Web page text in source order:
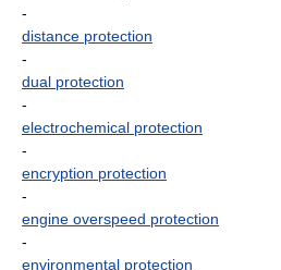
-
distance protection
-
dual protection
-
electrochemical protection
-
encryption protection
-
engine overspeed protection
-
environmental protection